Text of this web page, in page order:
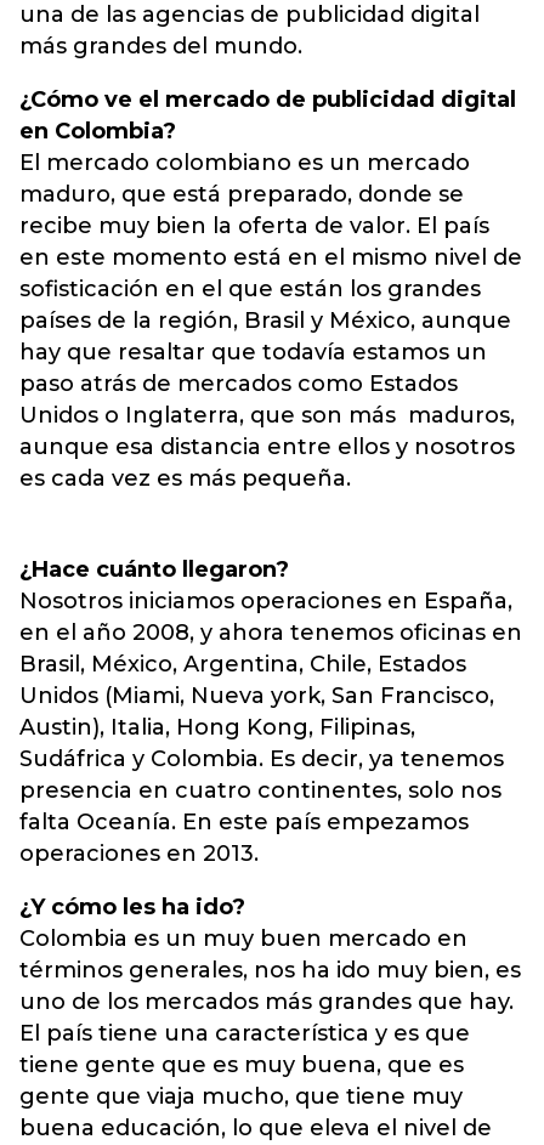
una de las agencias de publicidad digital
más grandes del mundo.
¿Cómo ve el mercado de publicidad digital
en Colombia?
El mercado colombiano es un mercado
maduro, que está preparado, donde se
recibe muy bien la oferta de valor. El país
en este momento está en el mismo nivel de
sofisticación en el que están los grandes
países de la región, Brasil y México, aunque
hay que resaltar que todavía estamos un
paso atrás de mercados como Estados
Unidos o Inglaterra, que son más maduros,
aunque esa distancia entre ellos y nosotros
es cada vez es más pequeña.
¿Hace cuánto llegaron?
Nosotros iniciamos operaciones en España,
en el año 2008, y ahora tenemos oficinas en
Brasil, México, Argentina, Chile, Estados
Unidos (Miami, Nueva york, San Francisco,
Austin), Italia, Hong Kong, Filipinas,
Sudáfrica y Colombia. Es decir, ya tenemos
presencia en cuatro continentes, solo nos
falta Oceanía. En este país empezamos
operaciones en 2013.
¿Y cómo les ha ido?
Colombia es un muy buen mercado en
términos generales, nos ha ido muy bien, es
uno de los mercados más grandes que hay.
El país tiene una característica y es que
tiene gente que es muy buena, que es
gente que viaja mucho, que tiene muy
buena educación, lo que eleva el nivel de